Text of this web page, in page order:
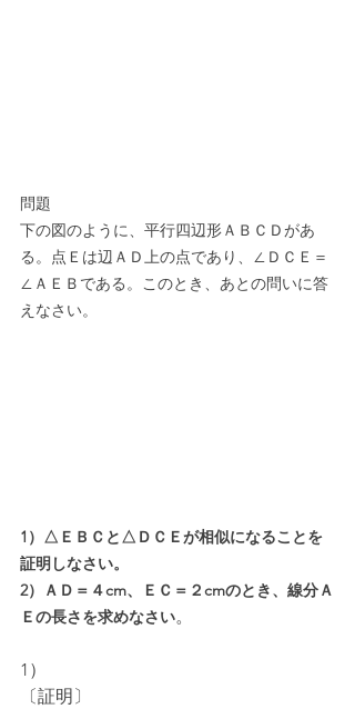
問題
下の図のように、平行四辺形ＡＢＣＤがあ
る。点Ｅは辺ＡＤ上の点であり、∠ＤＣＥ＝
∠ＡＥＢである。このとき、あとの問いに答
えなさい。
1）△ＥＢＣと△ＤＣＥが相似になることを
証明しなさい。
2）ＡＤ＝４cm、ＥＣ＝２cmのとき、線分Ａ
Ｅの長さを求めなさい。
1）
〔証明〕